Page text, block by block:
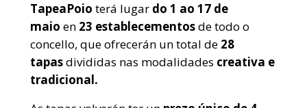
TapeaPoio terá lugar do 1 ao 17 de
maio en 23 establecementosde todo o
concello, que ofrecerán un total de 28
tapasdivididas nas modalidades creativa e
tradicional.